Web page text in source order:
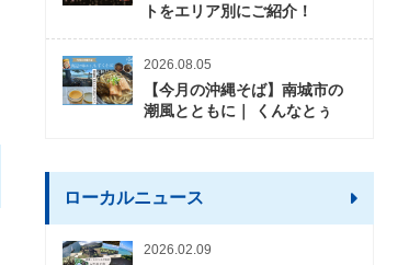
トをエリア別にご紹介！
2026.08.05
【今月の沖縄そば】南城市の
潮風とともに｜ くんなとぅ
ローカルニュース
2026.02.09